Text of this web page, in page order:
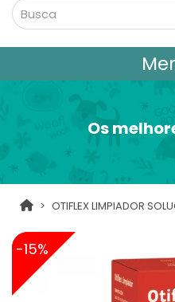
Os
OTIFLEX LIMPIADOR
-15%